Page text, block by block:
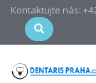
Kontaktujte nás: